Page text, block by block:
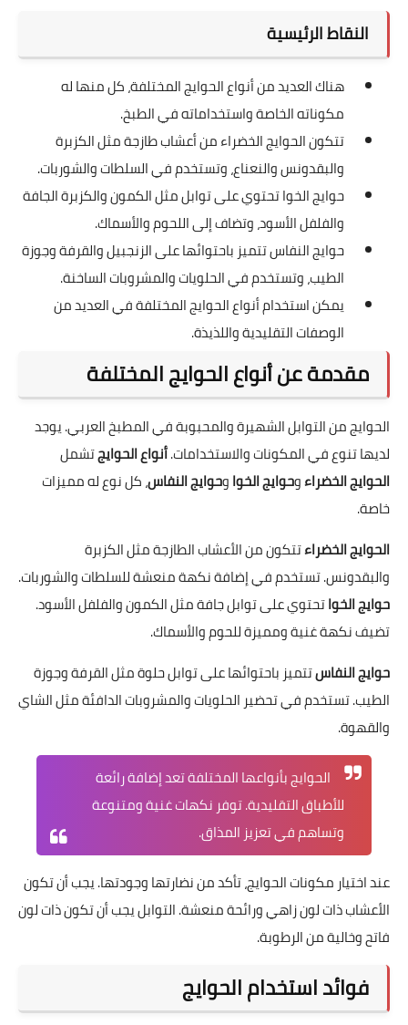
النقاط الرئيسية
هناك العديد من أنواع الحوايج المختلفة، كل منها له
مكوناته الخاصة واستخداماته في الطبخ.
تتكون الحوايج الخضراء من أعشاب طازجة مثل الكزبرة
والبقدونس والنعناع، وتستخدم في السلطات والشوربات.
حوايج الخوا تحتوي على توابل مثل الكمون والكزبرة الجافة
والفلفل الأسود، وتضاف إلى اللحوم والأسماك.
حوايج النفاس تتميز باحتوائها على الزنجبيل والقرفة وجوزة
الطيب، وتستخدم في الحلويات والمشروبات الساخنة.
يمكن استخدام أنواع الحوايج المختلفة في العديد من
الوصفات التقليدية واللذيذة.
مقدمة عن أنواع الحوايج المختلفة
الحوايج من التوابل الشهيرة والمحبوبة في المطبخ العربي. يوجد
لديها تنوع في المكونات والاستخدامات.أنواع الحوايجتشمل
الحوايج الخضراءوحوايج الخواوحوايج النفاس، كل نوع له مميزات
خاصة.
الحوايج الخضراءتتكون من الأعشاب الطازجة مثل الكزبرة
والبقدونس. تستخدم في إضافة نكهة منعشة للسلطات والشوربات.
حوايج الخواتحتوي على توابل جافة مثل الكمون والفلفل الأسود.
تضيف نكهة غنية ومميزة للحوم والأسماك.
حوايج النفاستتميز باحتوائها على توابل حلوة مثل القرفة وجوزة
الطيب. تستخدم في تحضير الحلويات والمشروبات الدافئة مثل الشاي
والقهوة.
الحوايج بأنواعها المختلفة تعد إضافة رائعة
للأطباق التقليدية. توفر نكهات غنية ومتنوعة
وتساهم في تعزيز المذاق.
عند اختيار مكونات الحوايج، تأكد من نضارتها وجودتها. يجب أن تكون
الأعشاب ذات لون زاهي ورائحة منعشة. التوابل يجب أن تكون ذات لون
فاتح وخالية من الرطوبة.
فوائد استخدام الحوايج